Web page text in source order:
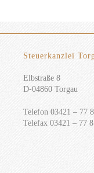
Steuerkanzlei
Elbstraße 8
D-04860 Torgau
Telefon 03421 – 77
Telefax 03421 – 77